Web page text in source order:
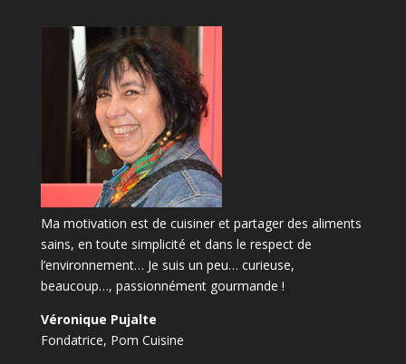
Ma motivation est de cuisiner et partager des aliments
sains, en toute simplicité et dans le respect de
l’environnement… Je suis un peu… curieuse,
beaucoup…, passionnément gourmande !
Véronique Pujalte
Fondatrice, Pom Cuisine